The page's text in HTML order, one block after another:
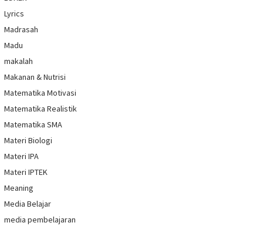
Lyrics
Madrasah
Madu
makalah
Makanan & Nutrisi
Matematika Motivasi
Matematika Realistik
Matematika SMA
Materi Biologi
Materi IPA
Materi IPTEK
Meaning
Media Belajar
media pembelajaran